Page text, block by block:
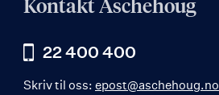
Kontakt Aschehoug
22 400 400
Skriv til oss: epost@aschehoug.no